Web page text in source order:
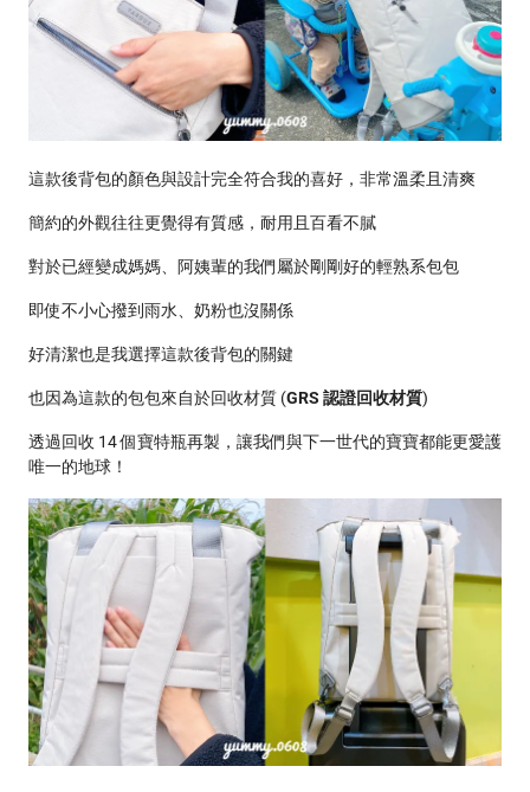
這款後背包的顏色與設計完全符合我的喜好，非常溫柔且清爽
簡約的外觀往往更覺得有質感，耐用且百看不膩
對於已經變成媽媽、阿姨輩的我們屬於剛剛好的輕熟系包包
即使不小心撥到雨水、奶粉也沒關係
好清潔也是我選擇這款後背包的關鍵
也因為這款的包包來自於回收材質 (GRS 認證回收材質)
透過回收 14 個寶特瓶再製，讓我們與下一世代的寶寶都能更愛護
唯一的地球！